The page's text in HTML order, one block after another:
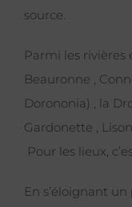
source.
Parmi les rivières
Beauronne ,
Dorononia) , la
Gardonette ,
Pour les lieux,
En s’éloignant